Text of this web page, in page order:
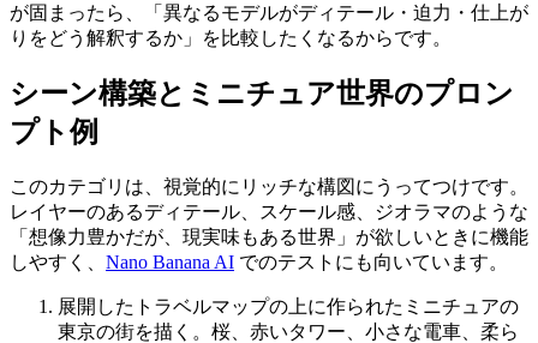
が固まったら、「異なるモデルがディテール・迫力・仕上が
りをどう解釈するか」を比較したくなるからです。
シーン構築とミニチュア世界のプロン
プト例
このカテゴリは、視覚的にリッチな構図にうってつけです。
レイヤーのあるディテール、スケール感、ジオラマのような
「想像力豊かだが、現実味もある世界」が欲しいときに機能
しやすく、 Nano Banana AI でのテストにも向いています。
展開したトラベルマップの上に作られたミニチュアの
東京の街を描く。桜、赤いタワー、小さな電車、柔ら